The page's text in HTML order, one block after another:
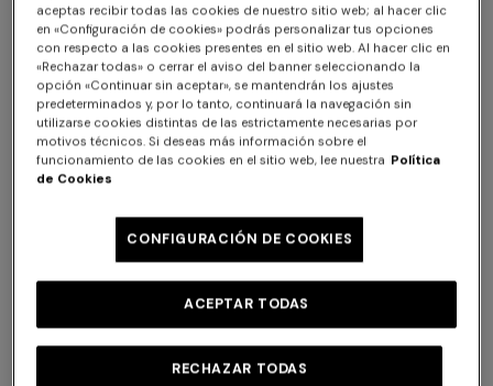
NUEVA TEMPORADA
Polo de manga larga en
NUEVA TEMPORADA
Serafino de manga larga en
$1,300.00
aceptas recibir todas las cookies de nuestro sitio web; al hacer clic
en «Configuración de cookies» podrás personalizar tus opciones
con respecto a las cookies presentes en el sitio web. Al hacer clic en
«Rechazar todas» o cerrar el aviso del banner seleccionando la
opción «Continuar sin aceptar», se mantendrán los ajustes
predeterminados y, por lo tanto, continuará la navegación sin
utilizarse cookies distintas de las estrictamente necesarias por
motivos técnicos. Si deseas más información sobre el
funcionamiento de las cookies en el sitio web, lee nuestra Política
de Cookies
CONFIGURACIÓN DE COOKIES
RECHAZAR TODAS
ACEPTAR TODAS